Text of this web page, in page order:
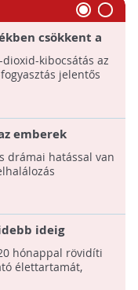
csökkent a
Államokban
kibocsátás az
jelentős
emberek
nyomán
drámai hatással van
ideig
hónappal rövidíti
élettartamát,